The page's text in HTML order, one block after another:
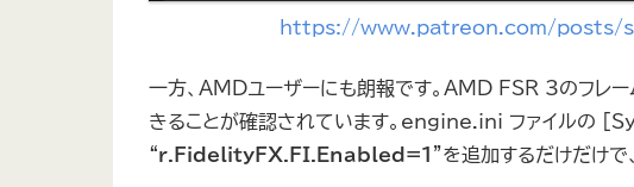
https://www.patreon.com/
一方、AMDユーザーにも朗報です。AMD FSR 3のフレー
きることが確認されています。engine.ini ファイルの
“r.FidelityFX.FI.Enabled=1 ”を追加するだけだけで